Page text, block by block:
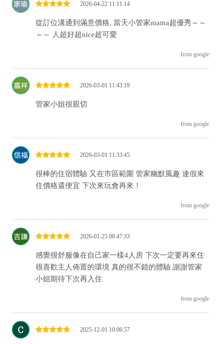
2026-04-22 11:11:14
從訂位溝通到滿意價格, 當天小管家mama超優秀～～
～～ 人超好超nice超可愛
from google
2026-03-01 11:43:19
管家小姐很親切
from google
2026-03-01 11:33:45
很棒的住宿體驗 又在市區範圍 管家幽默風趣 連假來
住價格還便宜 下次來玩會再來！
from google
2026-01-25 08:47:33
感覺很舒服像在自己家一樣4人房 下次一定要再來住
很喜歡主人佈置的環境 真的很不錯的體驗 謝謝管家
小姐期待下次再入住
from google
2025-12-01 10:06:57